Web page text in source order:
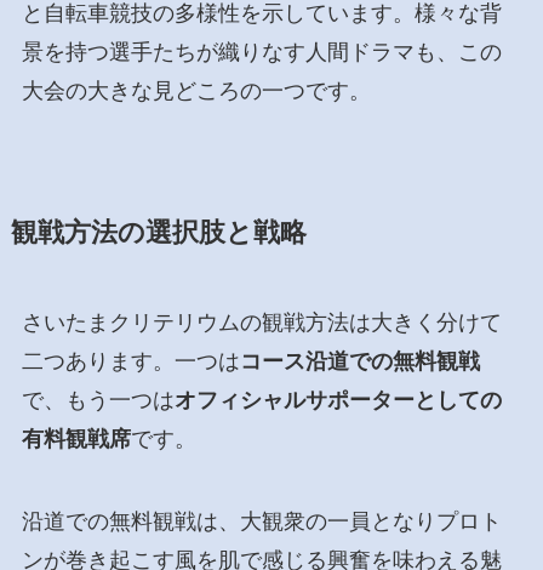
と自転車競技の多様性を示しています。様々な背
景を持つ選手たちが織りなす人間ドラマも、この
大会の大きな見どころの一つです。
観戦方法の選択肢と戦略
さいたまクリテリウムの観戦方法は大きく分けて
二つあります。一つはコース沿道での無料観戦
で、もう一つはオフィシャルサポーターとしての
有料観戦席です。
沿道での無料観戦は、大観衆の一員となりプロト
ンが巻き起こす風を肌で感じる興奮を味わえる魅